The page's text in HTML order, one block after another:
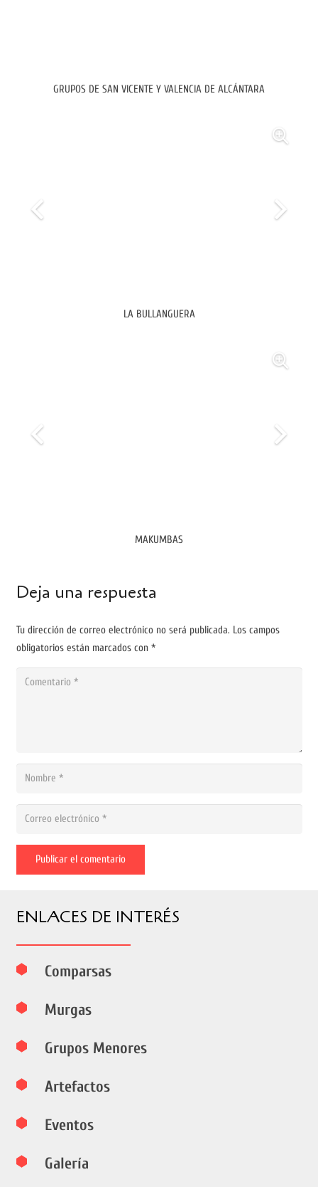
GRUPOS DE SAN VICENTE Y VALENCIA DE ALCÁNTARA
LA BULLANGUERA
MAKUMBAS
Deja una respuesta
Tu dirección de correo electrónico no será publicada. Los campos
obligatorios están marcados con *
Publicar el comentario
ENLACES DE INTERÉS
Comparsas
Murgas
Grupos Menores
Artefactos
Eventos
Galería